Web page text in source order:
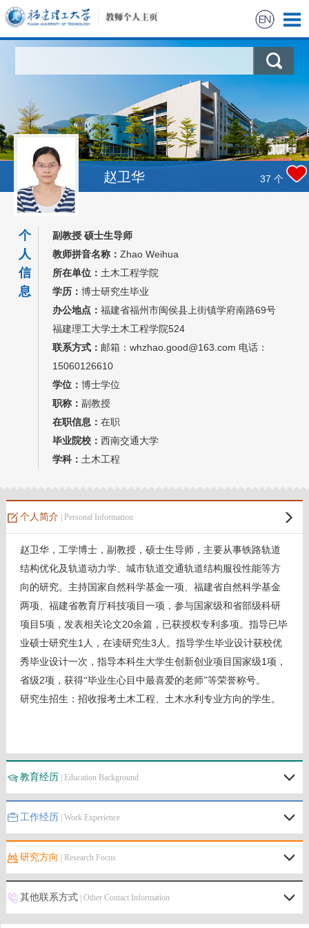
教学研究
获奖信息
招生信息
学生信息
我的相册
教师博客
赵卫华 37 个
个
人
信
息
副教授 硕士生导师
教师拼音名称： Zhao Weihua
所在单位： 土木工程学院
学历： 博士研究生毕业
办公地点： 福建省福州市闽侯县上街镇学府南路69号
福建理工大学土木工程学院524
联系方式： 邮箱：whzhao.good@163.com 电话：
15060126610
学位： 博士学位
职称： 副教授
在职信息： 在职
毕业院校： 西南交通大学
学科： 土木工程
个人简介| Personal Information
赵卫华，工学博士，副教授，硕士生导师，主要从事铁路轨道
结构优化及轨道动力学、城市轨道交通轨道结构服役性能等方
向的研究。主持国家自然科学基金一项、福建省自然科学基金
两项、福建省教育厅科技项目一项，参与国家级和省部级科研
项目 5项，发表相关论文20余篇，已获授权专利多项。指导已毕
业硕士研究生1 人，在读研究生3 人。指导学生毕业设计获校优
秀毕业设计一次，指导本科生大学生创新创业项目国家级1 项，
省级2项，获得“毕业生心目中最喜爱的老师”等荣誉称号。
研究生招生：招收报考土木工程、土木水利专业方向的学生。
教育经历 | Education Background
工作经历 | Work Experience
研究方向 | Research Focus
其他联系方式| Other Contact Information